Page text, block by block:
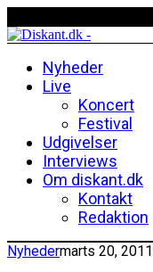
Nyheder
Live
Koncert
Festival
Udgivelser
Interviews
Om diskant.dk
Kontakt
Redaktion
Nyhedermarts 20, 2011